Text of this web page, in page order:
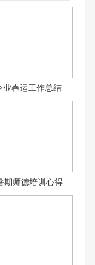
业春运工作总结
期师德培训心得